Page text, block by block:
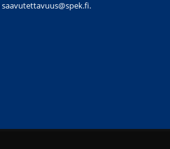
saavutettavuus@spek.fi.